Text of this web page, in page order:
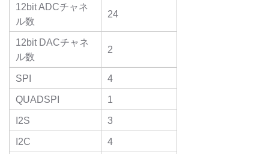
12bit ADCチャネ
ル数
24
12bit DACチャネ
ル数
2
SPI
4
QUADSPI
1
I2S
3
I2C
4